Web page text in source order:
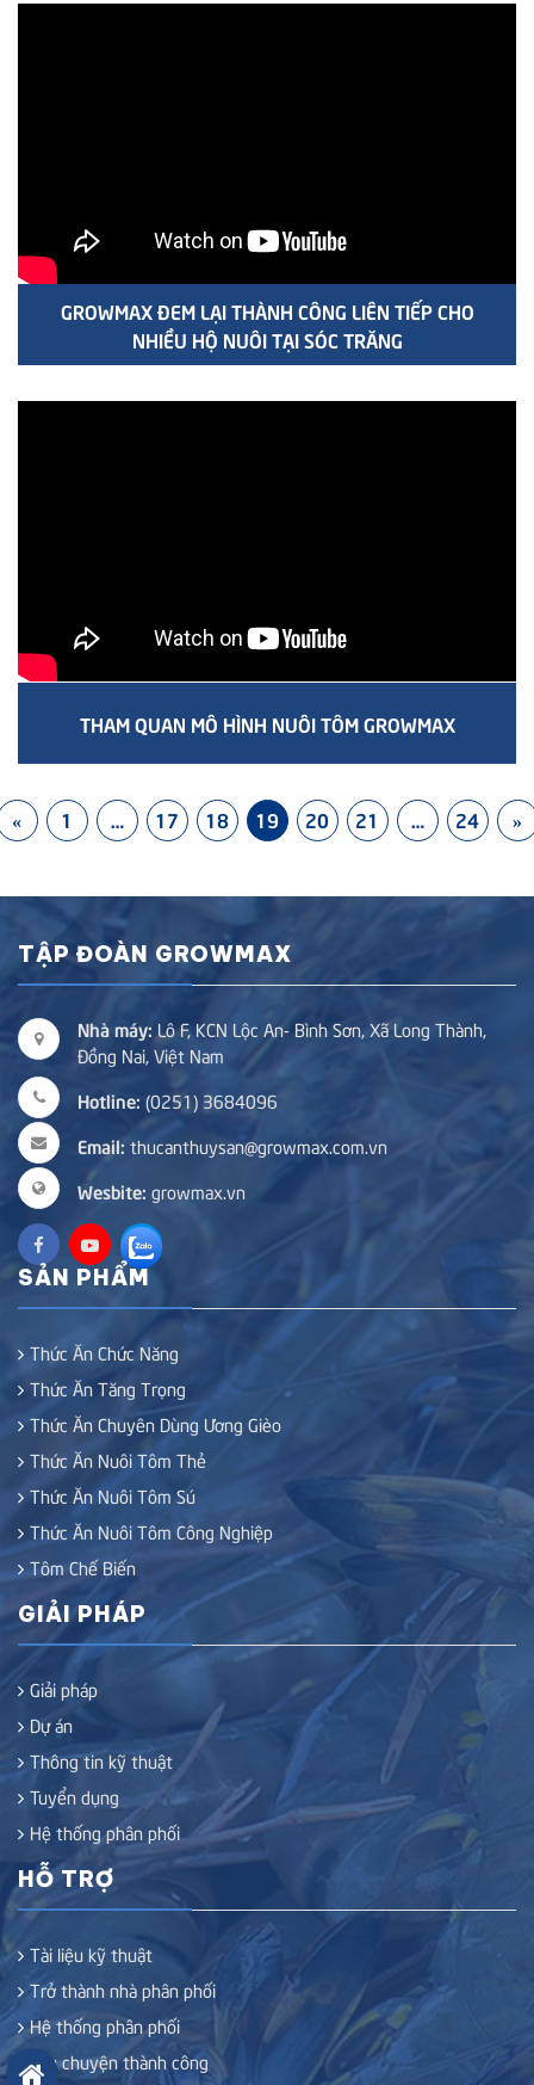
GROWMAX ĐEM LẠI THÀNH CÔNG LIÊN TIẾP CHO
NHIỀU HỘ NUÔI TẠI SÓC TRĂNG
THAM QUAN MÔ HÌNH NUÔI TÔM GROWMAX
« 1 … 17 18 19 20 21 … 24 »
TẬP ĐOÀN GROWMAX
Nhà máy: Lô F, KCN Lộc An- Bình Sơn, Xã Long Thành,
Đồng Nai, Việt Nam
Hotline: (0251) 3684096
Email: thucanthuysan@growmax.com.vn
Wesbite: growmax.vn
SẢN PHẨM
Thức Ăn Chức Năng
Thức Ăn Tăng Trọng
Thức Ăn Chuyên Dùng Ương Gièo
Thức Ăn Nuôi Tôm Thẻ
Thức Ăn Nuôi Tôm Sú
Thức Ăn Nuôi Tôm Công Nghiệp
Tôm Chế Biến
GIẢI PHÁP
Giải pháp
Dự án
Thông tin kỹ thuật
Tuyển dụng
Hệ thống phân phối
HỖ TRỢ
Tài liệu kỹ thuật
Trở thành nhà phân phối
Hệ thống phân phối
Câu chuyện thành công